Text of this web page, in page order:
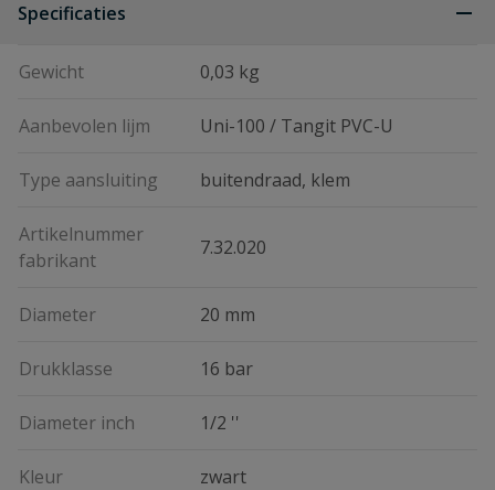
Specificaties
Gewicht 0,03 kg
Aanbevolen lijm Uni-100 / Tangit PVC-U
Type aansluiting buitendraad, klem
Artikelnummer
fabrikant
7.32.020
Diameter 20 mm
Drukklasse 16 bar
Diameter inch 1/2 ''
Kleur zwart